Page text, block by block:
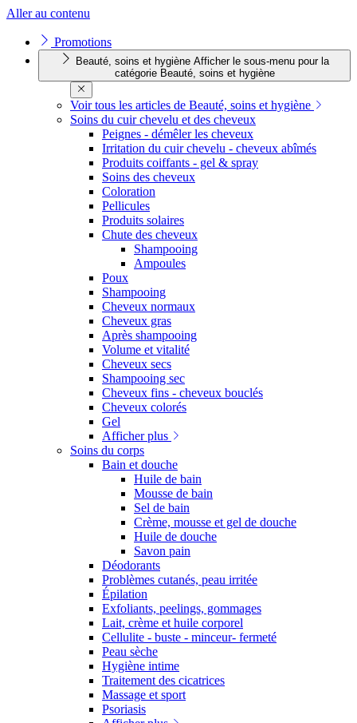
Aller au contenu
Promotions
Beauté, soins et hygiène Afficher le sous-menu pour la
catégorie Beauté, soins et hygiène
Voir tous les articles de Beauté, soins et hygiène
Soins du cuir chevelu et des cheveux
Peignes - démêler les cheveux
Irritation du cuir chevelu - cheveux abîmés
Produits coiffants - gel & spray
Soins des cheveux
Coloration
Pellicules
Produits solaires
Chute des cheveux
Shampooing
Ampoules
Poux
Shampooing
Cheveux normaux
Cheveux gras
Après shampooing
Volume et vitalité
Cheveux secs
Shampooing sec
Cheveux fins - cheveux bouclés
Cheveux colorés
Gel
Afficher plus
Soins du corps
Bain et douche
Huile de bain
Mousse de bain
Sel de bain
Crème, mousse et gel de douche
Huile de douche
Savon pain
Déodorants
Problèmes cutanés, peau irritée
Épilation
Exfoliants, peelings, gommages
Lait, crème et huile corporel
Cellulite - buste - minceur- fermeté
Peau sèche
Hygiène intime
Traitement des cicatrices
Massage et sport
Psoriasis